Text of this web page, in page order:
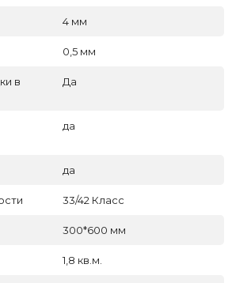
4 мм
0,5 мм
в
Да
да
да
33/42 Класс
300*600 мм
1,8 кв.м.